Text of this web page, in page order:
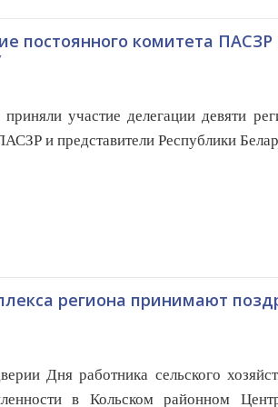
постоянного комитета ПАСЗР
участие делегации девяти
и представители Республики
региона принимают
Дня работника сельского
в Кольском районном